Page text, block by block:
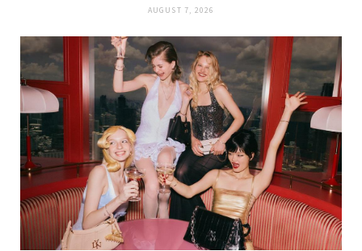
AUGUST 7, 2026